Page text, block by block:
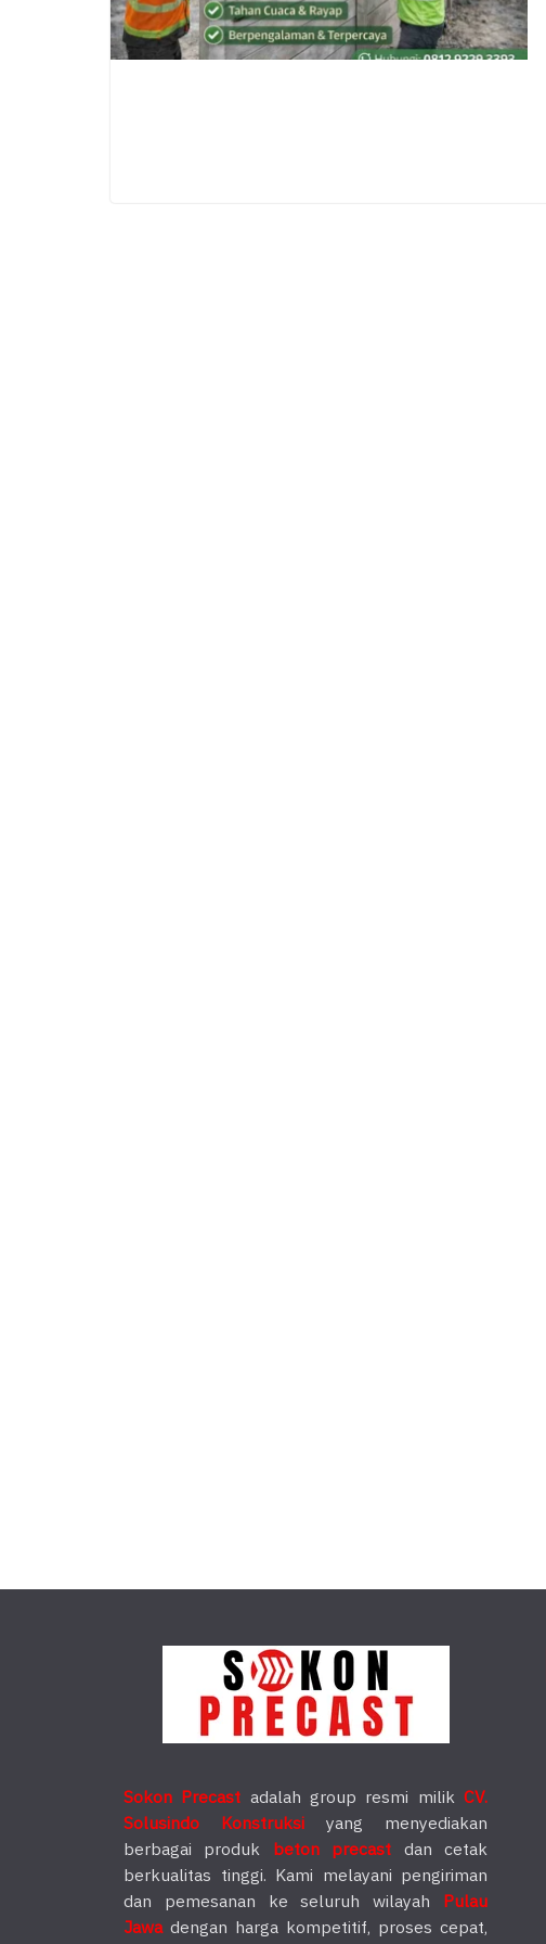
Sokon Precast adalah group resmi milikCV.
Solusindo Konstruksi yang menyediakan
berbagai produk beton precast dan cetak
berkualitas tinggi. Kami melayani pengiriman
dan pemesanan ke seluruh wilayah Pulau
Jawadengan harga kompetitif, proses cepat,